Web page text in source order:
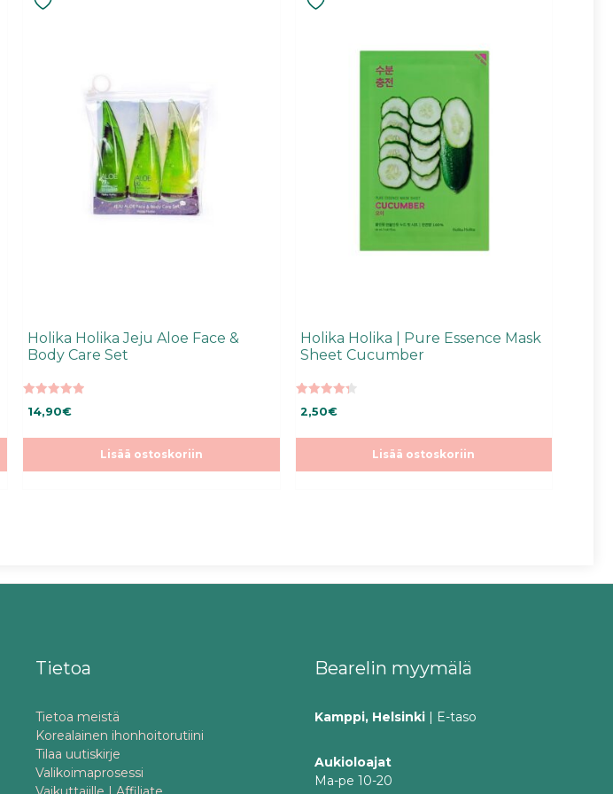
Holika Holika Jeju Aloe Face &
Body Care Set
5:stä
14,90€
Lisää ostoskoriin
Holika Holika | Pure Essence Mask
Sheet Cucumber
5:stä
2,50€
Lisää ostoskoriin
Tietoa
Tietoa meistä
Korealainen ihonhoitorutiini
Tilaa uutiskirje
Valikoimaprosessi
Bearelin myymälä
Kamppi, Helsinki | E-taso
Aukioloajat
Ma-pe 10-20